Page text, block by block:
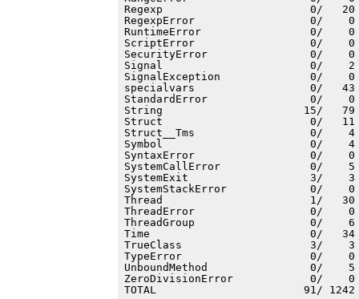
Regexp                       0/   20 (
RegexpError                  0/    0
RuntimeError                 0/    0
ScriptError                  0/    0 (
SecurityError                0/    0 (
Signal                       0/    2 (
SignalException              0/    0
specialvars                  0/   43 (
StandardError                0/    0
String                      15/   79 (
Struct                       0/   11 (
Struct__Tms                  0/    4
Symbol                       0/    4 (
SyntaxError                  0/    0 (
SystemCallError              0/    5
SystemExit                   3/    3
SystemStackError             0/    0
Thread                       1/   30 (
ThreadError                  0/    0 (
ThreadGroup                  0/    6
Time                         0/   34 (
TrueClass                    3/    3
TypeError                    0/    0 (
UnboundMethod                0/    5
ZeroDivisionError            0/    0